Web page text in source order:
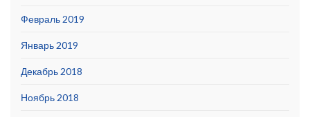
Февраль 2019
Январь 2019
Декабрь 2018
Ноябрь 2018